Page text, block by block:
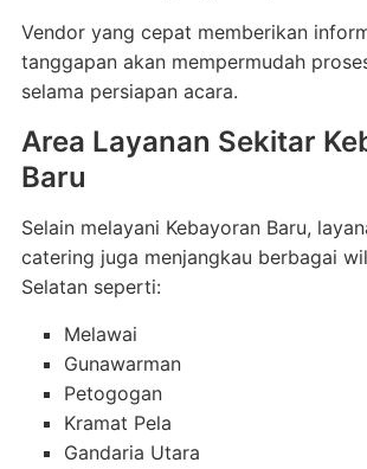
Vendor yang cepat memberikan
tanggapan akan mempermudah
selama persiapan acara.
Area Layanan Sekitar
Baru
Selain melayani Kebayoran Baru,
catering juga menjangkau berbagai
Selatan seperti:
Melawai
Gunawarman
Petogogan
Kramat Pela
Gandaria Utara